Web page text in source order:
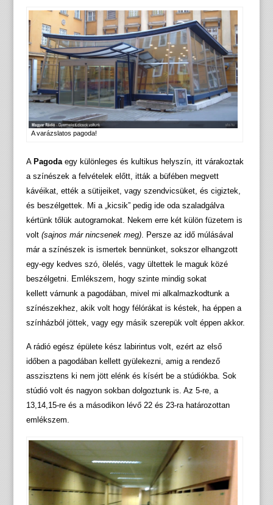
A varázslatos pagoda!
A Pagodaegy különleges és kultikus helyszín, itt várakoztak
a színészek a felvételek előtt, itták a büfében megvett
kávéikat, ették a sütijeiket, vagy szendvicsüket, és cigiztek,
és beszélgettek. Mi a „kicsik” pedig ide oda szaladgálva
kértünk tőlük autogramokat. Nekem erre két külön füzetem is
volt (sajnos már nincsenek meg). Persze az idő múlásával
már a színészek is ismertek bennünket, sokszor elhangzott
egy-egy kedves szó, ölelés, vagy ültettek le maguk közé
beszélgetni. Emlékszem, hogy szinte mindig sokat
kellett várnunk a pagodában, mivel mi alkalmazkodtunk a
színészekhez, akik volt hogy félórákat is késtek, ha éppen a
színházból jöttek, vagy egy másik szerepük volt éppen akkor.
A rádió egész épülete kész labirintus volt, ezért az első
időben a pagodában kellett gyülekezni, amig a rendező
asszisztens ki nem jött elénk és kísért be a stúdiókba. Sok
stúdió volt és nagyon sokban dolgoztunk is. Az 5-re, a
13,14,15-re és a másodikon lévő 22 és 23-ra határozottan
emlékszem.